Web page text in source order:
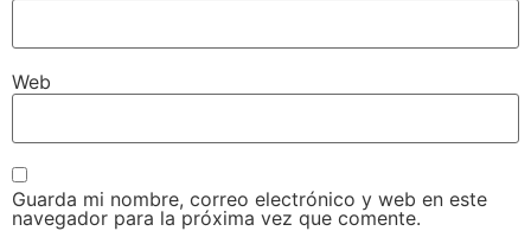
Web
Guarda mi nombre, correo electrónico y web en este
navegador para la próxima vez que comente.